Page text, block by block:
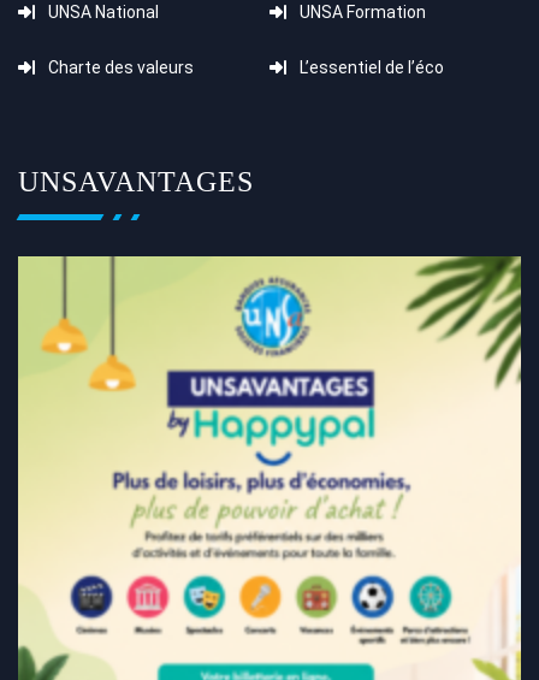
UNSA National UNSA Formation
Charte des valeurs L’essentiel de l’éco
UNSAVANTAGES